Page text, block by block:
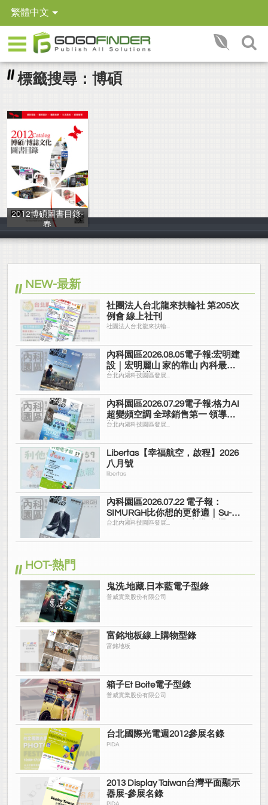
繁體中文
標籤搜尋：博碩
2012博碩圖書目錄-
春
博碩文化
NEW-最新
社團法人台北龍來扶輪社 第205次
例會 線上社刊
社團法人台北龍來扶輪...
內科園區2026.08.05電子報:宏明建
設｜宏明麗山 家的靠山 內科最高
的安全承諾
台北內湖科技園區發展...
內科園區2026.07.29電子報:格力AI
超變頻空調 全球銷售第一 領導品
牌
台北內湖科技園區發展...
Libertas【幸福航空，啟程】2026
八月號
libertas
內科園區2026.07.22 電子報：
SIMURGH比你想的更舒適｜Su-Si
舒仕裝 都會日常輕鬆穿搭 免燙可
台北內湖科技園區發展...
HOT-熱門
鬼洗.地藏.日本藍電子型錄
普威實業股份有限公司
富銘地板線上購物型錄
富銘地板
箱子Et Boite電子型錄
普威實業股份有限公司
台北國際光電週2012參展名錄
PIDA
2013 Display Taiwan台灣平面顯示
器展-參展名錄
PIDA